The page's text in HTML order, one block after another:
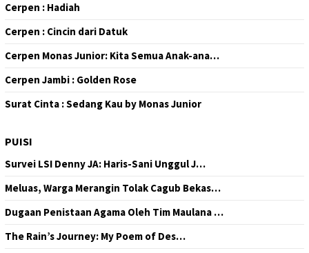
Cerpen : Hadiah
Cerpen : Cincin dari Datuk
Cerpen Monas Junior: Kita Semua Anak-ana…
Cerpen Jambi : Golden Rose
Surat Cinta : Sedang Kau by Monas Junior
PUISI
Survei LSI Denny JA: Haris-Sani Unggul J…
Meluas, Warga Merangin Tolak Cagub Bekas…
Dugaan Penistaan Agama Oleh Tim Maulana …
The Rain’s Journey: My Poem of Des…